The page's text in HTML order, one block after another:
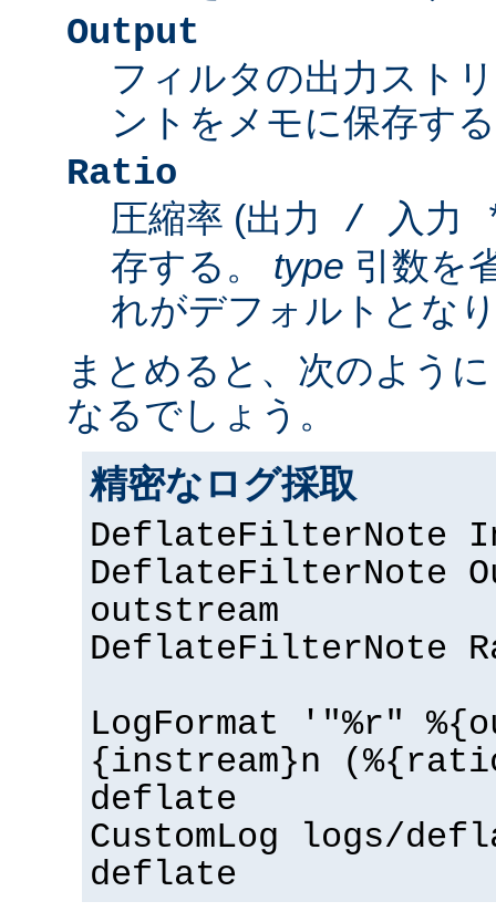
Output
フィルタの出力スト
ントをメモに保存す
Ratio
圧縮率 (出力 / 入力
存する。 type 引数を
れがデフォルトとな
まとめると、次のよう
なるでしょう。
精密なログ採取
DeflateFilterNote
DeflateFilterNote
outstream
DeflateFilterNote
LogFormat '"%r"
{instream}n
deflate
CustomLog logs/
deflate